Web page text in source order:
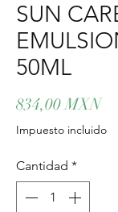
SUN
50ML
834,00 MXN
Impuesto incluido
Cantidad *